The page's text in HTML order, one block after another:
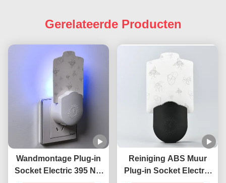
Gerelateerde Producten
Wandmontage Plug-in
Socket Electric 395 NM
Reiniging ABS Muur
Plug-in Socket Electric